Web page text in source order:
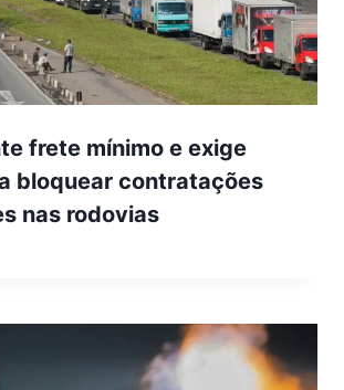
frete mínimo e exige
bloquear contratações
nas rodovias